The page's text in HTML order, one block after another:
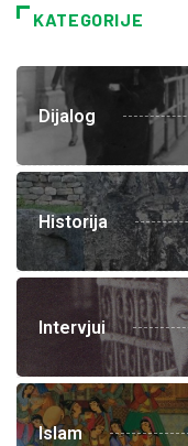
KATEGORIJE
Dijalog
Historija
Intervjui
Islam